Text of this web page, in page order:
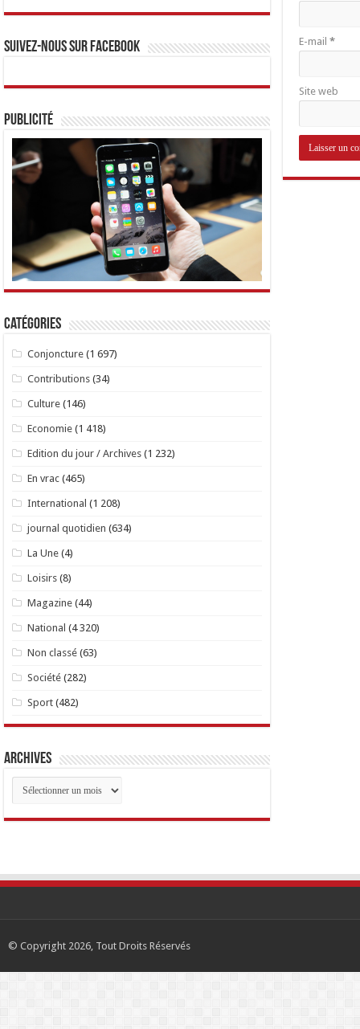
E-mail *
Site web
Suivez-nous sur Facebook
Publicité
Catégories
Conjoncture (1 697)
Contributions (34)
Culture (146)
Economie (1 418)
Edition du jour / Archives (1 232)
En vrac (465)
International (1 208)
journal quotidien (634)
La Une (4)
Loisirs (8)
Magazine (44)
National (4 320)
Non classé (63)
Société (282)
Sport (482)
Archives
Archives
© Copyright 2026, Tout Droits Réservés